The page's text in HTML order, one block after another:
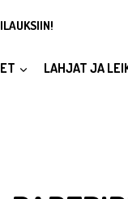
LAHJAT JA
Activate the